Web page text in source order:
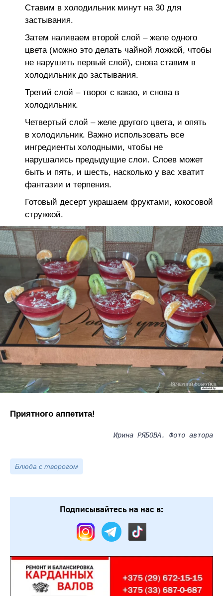
Ставим в холодильник минут на 30 для
застывания.
Затем наливаем второй слой – желе одного
цвета (можно это делать чайной ложкой, чтобы
не нарушить первый слой), снова ставим в
холодильник до застывания.
Третий слой – творог с какао, и снова в
холодильник.
Четвертый слой – желе другого цвета, и опять
в холодильник. Важно использовать все
ингредиенты холодными, чтобы не
нарушались предыдущие слои. Слоев может
быть и пять, и шесть, насколько у вас хватит
фантазии и терпения.
Готовый десерт украшаем фруктами, кокосовой
стружкой.
Приятного аппетита!
Ирина РЯБОВА. Фото автора
Блюда с творогом
Подписывайтесь на нас в: